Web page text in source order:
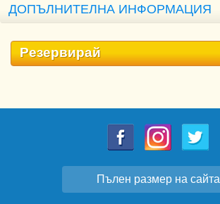
ДОПЪЛНИТЕЛНА ИНФОРМАЦИЯ
Резервирай
Пълен размер на сайта